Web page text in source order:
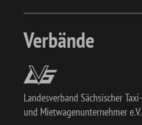
Verbände
Landesverband Sächsischer Taxi-
und Mietwagenunternehmer e.V.